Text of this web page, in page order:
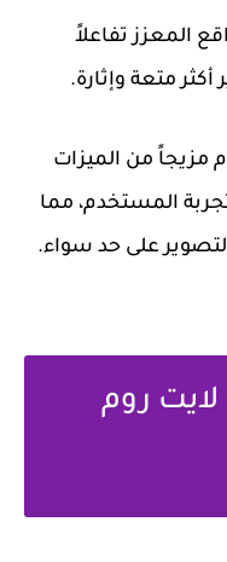
المعزز تفاعلاً
متعة وإثارة.
لايت روم موبايل 2025 يقدم مزيجاً من الميزات
المستخدم، مما
التصوير على حد سواء.
روم